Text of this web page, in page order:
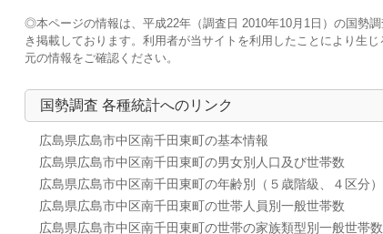
◎本ページの情報は、平成22年（調査日 2010年10月1日）の国勢
き掲載しております。利用者が当サイトを利用したことにより生
元の情報をご確認ください。
国勢調査 各種統計へのリンク
広島県広島市中区南千田東町の基本情報
広島県広島市中区南千田東町の男女別人口及び世帯数
広島県広島市中区南千田東町の年齢別（５歳階級、４区分
広島県広島市中区南千田東町の世帯人員別一般世帯数
広島県広島市中区南千田東町の世帯の家族類型別一般世帯数